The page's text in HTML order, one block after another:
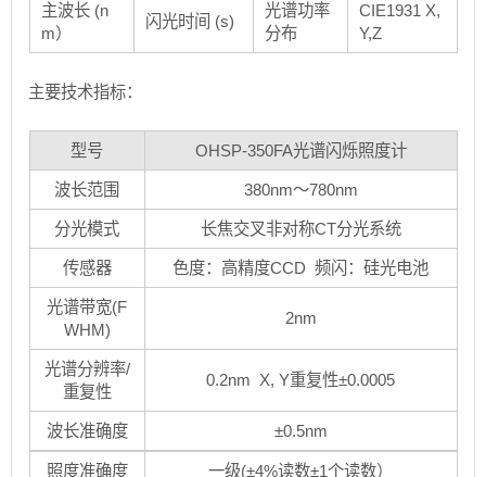
主波长 (n
m）
闪光时间 (s)
光谱功率
分布
CIE1931 X,
Y,Z
主要技术指标：
型号 OHSP-350FA光谱闪烁照度计
波长范围 380nm～780nm
分光模式 长焦交叉非对称CT分光系统
传感器 色度：高精度CCD 频闪：硅光电池
光谱带宽(F
WHM)
2nm
光谱分辨率/
重复性
0.2nm X, Y重复性±0.0005
波长准确度 ±0.5nm
照度准确度 一级(±4%读数±1个读数）